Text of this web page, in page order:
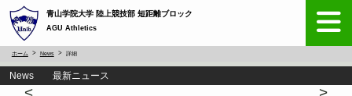
青山学院大学 陸上競技部 短距離ブロック
AGU Athletics
ホーム News 詳細
News 最新ニュース
< >